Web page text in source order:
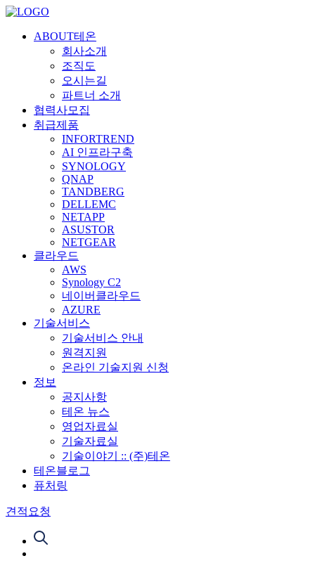
ABOUT테온
회사소개
조직도
오시는길
파트너 소개
협력사모집
취급제품
INFORTREND
AI 인프라구축
SYNOLOGY
QNAP
TANDBERG
DELLEMC
NETAPP
ASUSTOR
NETGEAR
클라우드
AWS
Synology C2
네이버클라우드
AZURE
기술서비스
기술서비스 안내
원격지원
온라인 기술지원 신청
정보
공지사항
테온 뉴스
영업자료실
기술자료실
기술이야기 :: (주)테온
테온블로그
퓨처링
견적요청